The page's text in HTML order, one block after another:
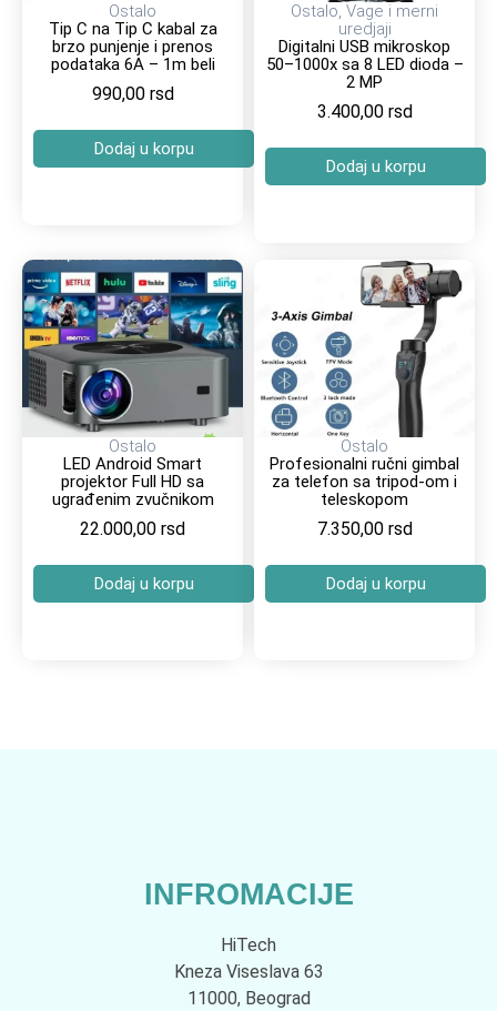
Ostalo
Tip C na Tip C kabal za
brzo punjenje i prenos
podataka 6A – 1m beli
990,00 rsd
Dodaj u korpu
Ostalo, Vage i merni
uredjaji
Digitalni USB mikroskop
50–1000x sa 8 LED dioda –
2 MP
3.400,00 rsd
Dodaj u korpu
Ostalo
LED Android Smart
projektor Full HD sa
ugrađenim zvučnikom
22.000,00 rsd
Dodaj u korpu
Ostalo
Profesionalni ručni gimbal
za telefon sa tripod-om i
teleskopom
7.350,00 rsd
Dodaj u korpu
INFROMACIJE
HiTech
Kneza Viseslava 63
11000, Beograd